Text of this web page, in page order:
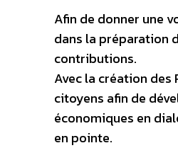
Afin de donner une
dans la préparation
contributions.
Avec la création
citoyens afin de
économiques en
en pointe.